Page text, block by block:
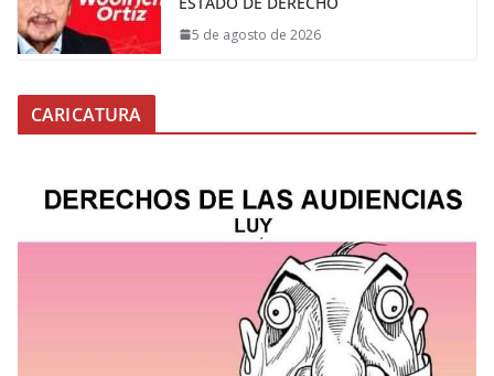
5 de agosto de 2026
CARICATURA